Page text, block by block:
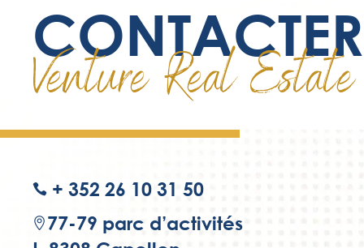
CONTACTER
Venture Real Estate
on
_p
+ 352 26 10 31 50
ic
77-79 parc d’activités